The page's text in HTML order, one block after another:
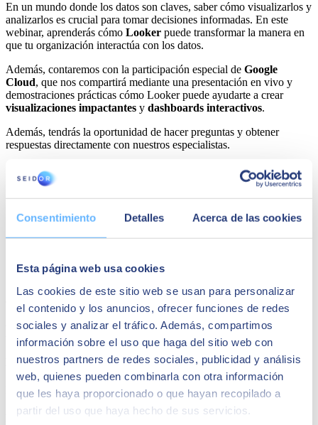
Consentimiento Detalles Acerca de las cookies
Esta página web usa cookies
Las cookies de este sitio web se usan para personalizar
el contenido y los anuncios, ofrecer funciones de redes
sociales y analizar el tráfico. Además, compartimos
información sobre el uso que haga del sitio web con
nuestros partners de redes sociales, publicidad y análisis
web, quienes pueden combinarla con otra información
que les haya proporcionado o que hayan recopilado a
partir del uso que haya hecho de sus servicios.
En un mundo donde los datos son claves, saber cómo visualizarlos y
analizarlos es crucial para tomar decisiones informadas. En este
webinar, aprenderás cómo Looker puede transformar la manera en
que tu organización interactúa con los datos.
Además, contaremos con la participación especial de Google
Cloud, que nos compartirá mediante una presentación en vivo y
demostraciones prácticas cómo Looker puede ayudarte a crear
visualizaciones impactantes y dashboards interactivos.
Además, tendrás la oportunidad de hacer preguntas y obtener
respuestas directamente con nuestros especialistas.
¿Qué aprenderás en este webinar?
Introducción a Looker: Conoce las características clave y
cómo se integra en el ecosistema de Google Cloud.
Creación de Dashboards: Aprende a construir
visualizaciones que cuenten la historia detrás de tus datos.
maximizar el uso de Looker en tu organización.
¡Inscríbete ya y descubre cómo sacar el máximo valor de todos tus
Ponentes
Nicolas Vivot
D&A Director en SEIDOR
Pepi Degano